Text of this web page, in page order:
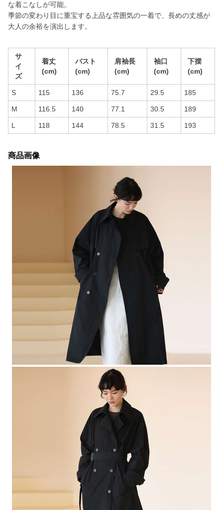
な着こなしが可能。
季節の変わり目に重宝する上品な雰囲気の一着で、長めの丈感が
大人の余裕を演出します。
サ
イ
ズ
着丈
(cm)
バスト
(cm)
肩袖長
(cm)
袖口
(cm)
下摆
(cm)
S 115 136 75.7 29.5 185
M 116.5 140 77.1 30.5 189
L 118 144 78.5 31.5 193
商品画像